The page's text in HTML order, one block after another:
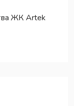
ЖК Artek